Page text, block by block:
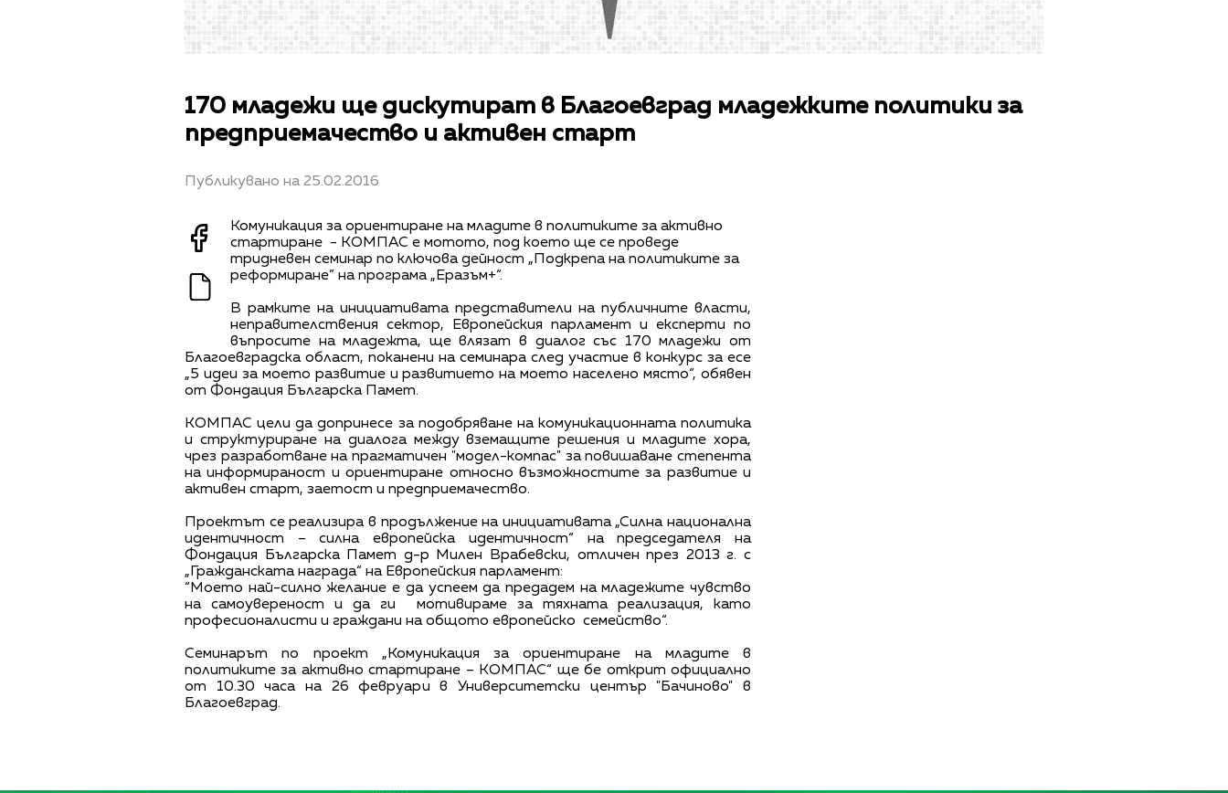
170 младежи ще дискутират в Благоевград младежките политики за
предприемачество и активен старт
Публикувано на 25.02.2016
Комуникация за ориентиране на младите в политиките за активно
стартиране - КОМПАС е мотото, под което ще се проведе
тридневен семинар по ключова дейност „Подкрепа на политиките за
реформиране” на програма „Еразъм+“.
В рамките на инициативата представители на публичните власти,
неправителствения сектор, Европейския парламент и експерти по
въпросите на младежта, ще влязат в диалог със 170 младежи от
Благоевградска област, поканени на семинара след участие в конкурс за есе
„5 идеи за моето развитие и развитието на моето населено място“, обявен
от Фондация Българска Памет.
КОМПАС цели да допринесе за подобряване на комуникационната политика
и структуриране на диалога между вземащите решения и младите хора,
чрез разработване на прагматичен "модел-компас" за повишаване степента
на информираност и ориентиране относно възможностите за развитие и
активен старт, заетост и предприемачество.
Проектът се реализира в продължение на инициативата „Силна национална
идентичност – силна европейска идентичност“ на председателя на
Фондация Българска Памет д-р Милен Врабевски, отличен през 2013 г. с
„Гражданската награда“ на Европейския парламент:
“ Моето най-силно желание е да успеем да предадем на младежите чувство
на самоувереност и да ги мотивираме за тяхната реализация, като
професионалисти и граждани на общото европейско семейство“.
Семинарът по проект „Комуникация за ориентиране на младите в
политиките за активно стартиране – КОМПАС“ ще бе открит официално
от 10.30 часа на 26 февруари в Университетски център "Бачиново" в
Благоевград.